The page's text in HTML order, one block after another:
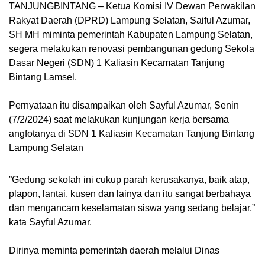
TANJUNGBINTANG – Ketua Komisi IV Dewan Perwakilan
Rakyat Daerah (DPRD) Lampung Selatan, Saiful Azumar,
SH MH miminta pemerintah Kabupaten Lampung Selatan,
segera melakukan renovasi pembangunan gedung Sekola
Dasar Negeri (SDN) 1 Kaliasin Kecamatan Tanjung
Bintang Lamsel.
Pernyataan itu disampaikan oleh Sayful Azumar, Senin
(7/2/2024) saat melakukan kunjungan kerja bersama
angfotanya di SDN 1 Kaliasin Kecamatan Tanjung Bintang
Lampung Selatan
”Gedung sekolah ini cukup parah kerusakanya, baik atap,
plapon, lantai, kusen dan lainya dan itu sangat berbahaya
dan mengancam keselamatan siswa yang sedang belajar,”
kata Sayful Azumar.
Dirinya meminta pemerintah daerah melalui Dinas